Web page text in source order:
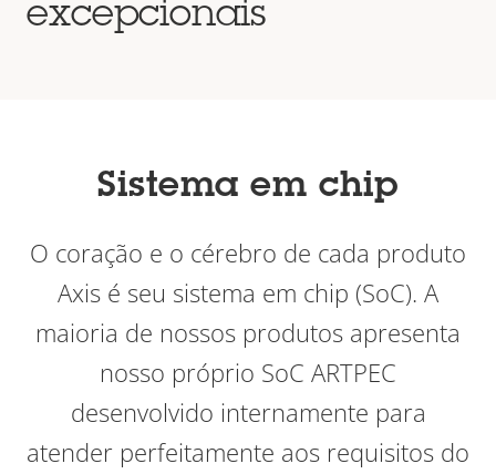
excepcionais
Sistema em chip
O coração e o cérebro de cada produto
Axis é seu sistema em chip (SoC). A
maioria de nossos produtos apresenta
nosso próprio SoC ARTPEC
desenvolvido internamente para
atender perfeitamente aos requisitos do